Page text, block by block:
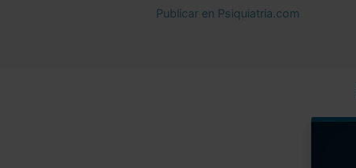
Publicar en Psiquiatria.com